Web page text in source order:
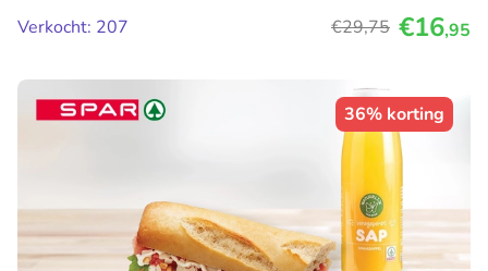
Verkocht: 207
€29,75 €16,95
36% korting